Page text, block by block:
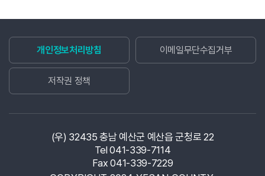
대흥슬로시티
충남 예산군 대흥면 중리길 49
길찾기
길찾기
봉수산자연휴양림
길찾기
개인정보처리방침 이메일무단수집거부
저작권 정책
(우) 32435 충남 예산군 예산읍 군청로 22
Tel 041-339-7114
Fax 041-339-7229